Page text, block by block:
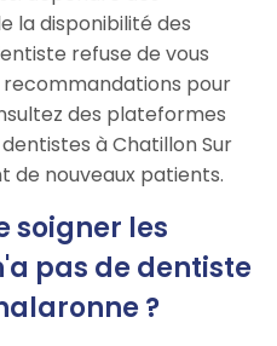
la disponibilité des
refuse de vous
pour
des plateformes
à Chatillon Sur
de nouveaux patients.
soigner les
pas de dentiste
?